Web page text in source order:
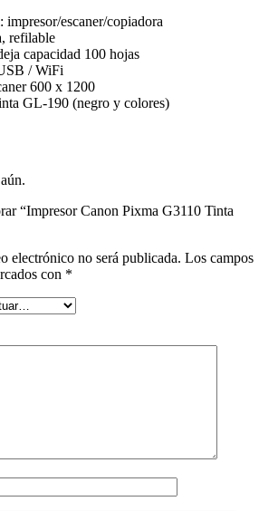
escaner/copiadora
refilable
capacidad 100 hojas
/ WiFi
600 x 1200
GL-190 (negro y colores)
“Impresor Canon Pixma G3110 Tinta
electrónico no será publicada. Los campos
con *